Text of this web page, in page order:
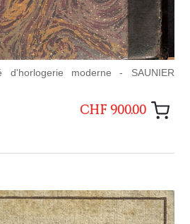
moderne - SAUNIER
CHF 900.00